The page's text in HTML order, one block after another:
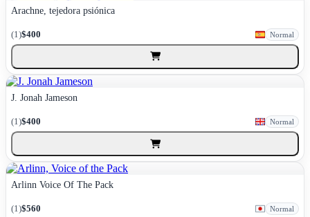
Arachne, tejedora psiónica
(1)$400 Normal
J. Jonah Jameson
(1)$400 Normal
Arlinn Voice Of The Pack
(1)$560 Normal